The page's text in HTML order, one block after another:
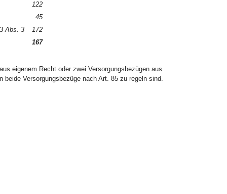
122
45
Abs. 3
172
167
eigenem Recht oder zwei Versorgungsbezügen aus
Versorgungsbezüge nach Art. 85 zu regeln sind.